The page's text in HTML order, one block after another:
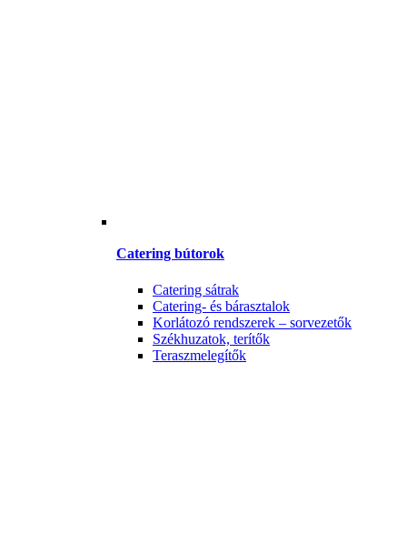
Catering bútorok
Catering sátrak
Catering- és bárasztalok
Korlátozó rendszerek – sorvezetők
Székhuzatok, terítők
Teraszmelegítők